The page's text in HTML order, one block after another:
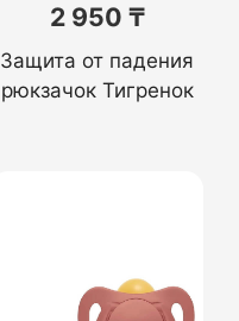
2 950 ₸
Защита от падения
рюкзачок Тигренок